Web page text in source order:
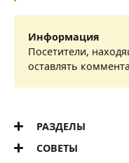
Информация
Посетители,
оставлять
РАЗДЕЛЫ
СОВЕТЫ